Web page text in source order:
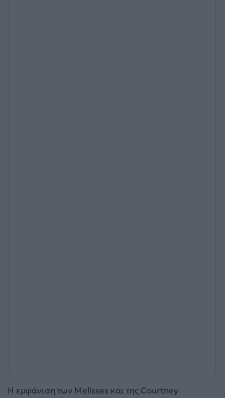
Η εμφάνιση των Melisses και της Courtney